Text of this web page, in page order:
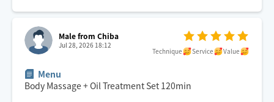
Male from Chiba
Jul 28, 2026 18:12
Technique Service Value
Menu
Body Massage + Oil Treatment Set 120min